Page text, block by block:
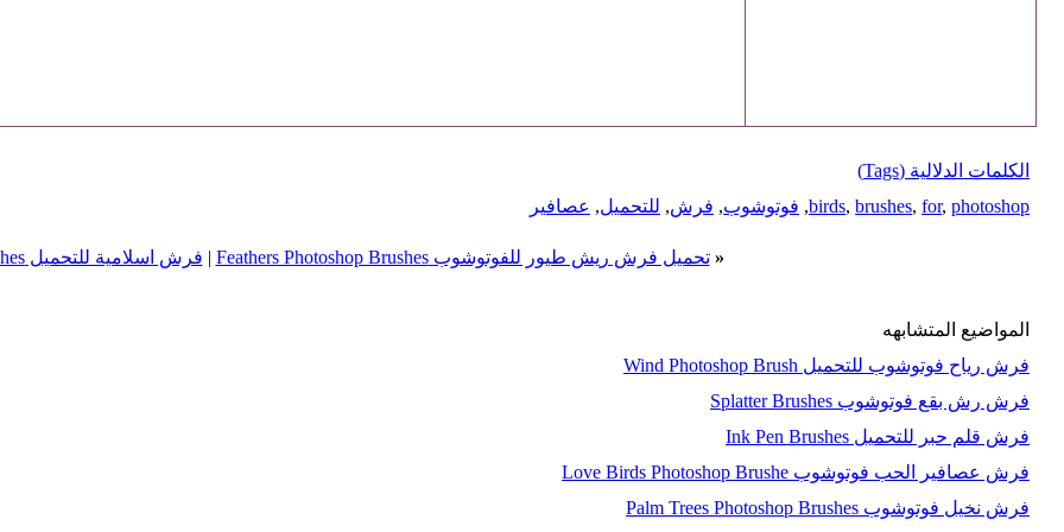
الكلمات الدلالية (Tags)
birds, brushes, for, photoshop
, فوتوشوب, فرش, للتحميل, عصافير
« تحميل فرش ريش طيور للفوتوشوب Feathers Photoshop Brushes | فرش اسلامية للتحميل Islamic photoshop Brushes
المواضيع المتشابهه
فرش رياح فوتوشوب للتحميل Wind Photoshop Brush
فرش رش بقع فوتوشوب Splatter Brushes
فرش قلم حبر للتحميل Ink Pen Brushes
فرش عصافير الحب فوتوشوب Love Birds Photoshop Brushe
فرش نخيل فوتوشوب Palm Trees Photoshop Brushes